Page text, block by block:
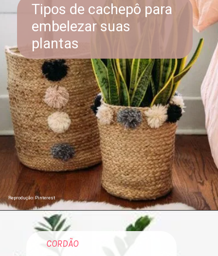
Reprodução: Pinterest
Tipos de cachepô para
embelezar suas
plantas
CORDÃO